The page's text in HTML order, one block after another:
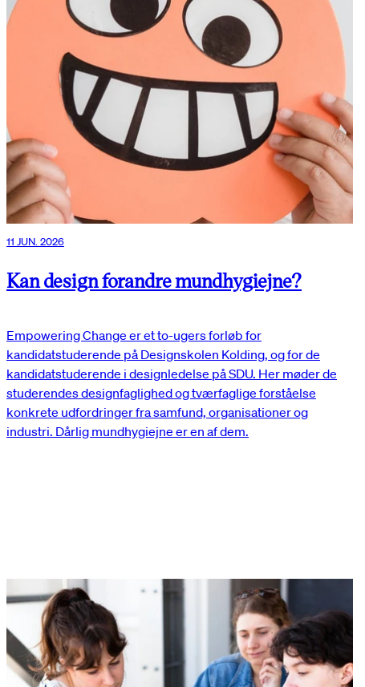
11 JUN. 2026
Kan design forandre mundhygiejne?
Empowering Change er et to-ugers forløb for
kandidatstuderende på Designskolen Kolding, og for de
kandidatstuderende i designledelse på SDU. Her møder de
studerendes designfaglighed og tværfaglige forståelse
konkrete udfordringer fra samfund, organisationer og
industri. Dårlig mundhygiejne er en af dem.